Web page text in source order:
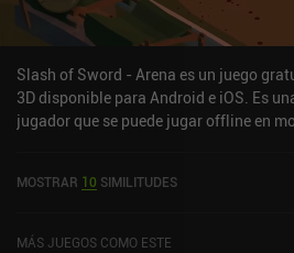
Slash of Sword - Arena es un juego
3D disponible para Android e iOS. Es
jugador que se puede jugar offline en
Store de iOS.
MOSTRAR 10 SIMILITUDES
MÁS JUEGOS COMO ESTE